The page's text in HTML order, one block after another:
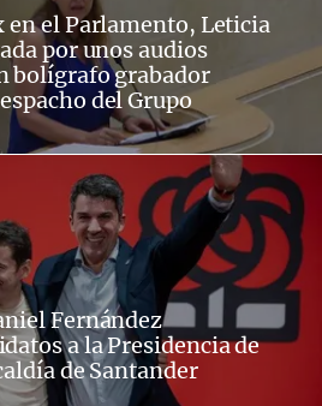
en el Parlamento, Leticia
por unos audios
bolígrafo grabador
del Grupo
Fernández
a la Presidencia de
de Santander